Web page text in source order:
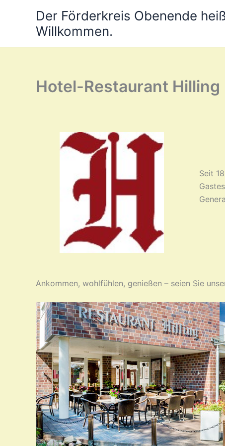
Der Förderkreis Obenende
Willkommen.
Hotel-Restaurant Hilling
Seit
Ankommen, wohlfühlen, genießen – seien Sie